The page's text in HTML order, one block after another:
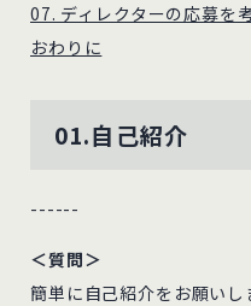
07. ディレクターの応募を
おわりに
01.自己紹介
------
＜質問＞
簡単に自己紹介をお願いし